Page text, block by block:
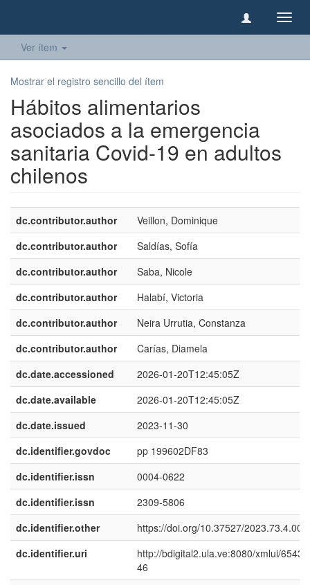
Ver ítem
Mostrar el registro sencillo del ítem
Hábitos alimentarios
asociados a la emergencia
sanitaria Covid-19 en adultos
chilenos
dc.contributor.author
Veillon, Dominique
dc.contributor.author
Saldías, Sofía
dc.contributor.author
Saba, Nicole
dc.contributor.author
Halabí, Victoria
dc.contributor.author
Neira Urrutia, Constanza
dc.contributor.author
Carías, Diamela
dc.date.accessioned
2026-01-20T12:45:05Z
dc.date.available
2026-01-20T12:45:05Z
dc.date.issued
2023-11-30
dc.identifier.govdoc
pp 199602DF83
dc.identifier.issn
0004-0622
dc.identifier.issn
2309-5806
dc.identifier.other
https://doi.org/10.37527/2023.73.4.002
dc.identifier.uri
http://bdigital2.ula.ve:8080/xmlui/
46